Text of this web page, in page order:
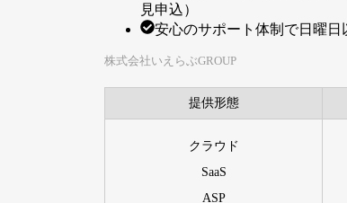
見申込）
安心のサポート体制で日曜
株式会社いえらぶGROUP
提供形態
クラウド
SaaS
ASP